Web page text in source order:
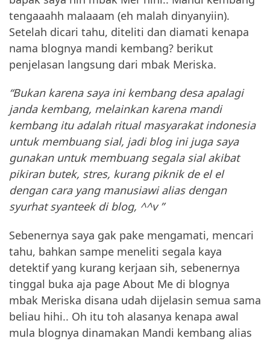
tengaaahh malaaam (eh malah dinyanyiin).
Setelah dicari tahu, diteliti dan diamati kenapa
nama blognya mandi kembang? berikut
penjelasan langsung dari mbak Meriska.
“Bukan karena saya ini kembang desa apalagi
janda kembang, melainkan karena mandi
kembang itu adalah ritual masyarakat indonesia
untuk membuang sial, jadi blog ini juga saya
gunakan untuk membuang segala sial akibat
pikiran butek, stres, kurang piknik de el el
dengan cara yang manusiawi alias dengan
syurhat syanteek di blog, ^^v ”
Sebenernya saya gak pake mengamati, mencari
tahu, bahkan sampe meneliti segala kaya
detektif yang kurang kerjaan sih, sebenernya
tinggal buka aja page About Me di blognya
mbak Meriska disana udah dijelasin semua sama
beliau hihi.. Oh itu toh alasanya kenapa awal
mula blognya dinamakan Mandi kembang alias